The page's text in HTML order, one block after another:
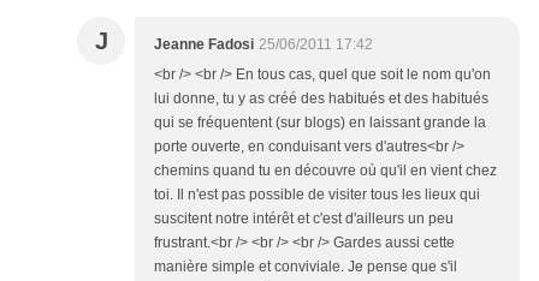
J Jeanne Fadosi 25/06/2011 17:42
<br /> <br /> En tous cas, quel que soit le nom qu'on
lui donne, tu y as créé des habitués et des habitués
qui se fréquentent (sur blogs) en laissant grande la
porte ouverte, en conduisant vers d'autres<br />
chemins quand tu en découvre où qu'il en vient chez
toi. Il n'est pas possible de visiter tous les lieux qui
suscitent notre intérêt et c'est d'ailleurs un peu
frustrant.<br /> <br /> <br /> Gardes aussi cette
manière simple et conviviale. Je pense que s'il